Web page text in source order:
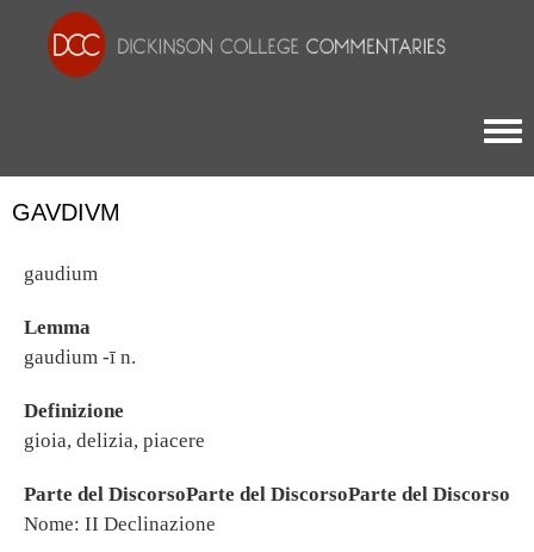
GAVDIVM
gaudium
Lemma
gaudium -ī n.
Definizione
gioia, delizia, piacere
Parte del DiscorsoParte del DiscorsoParte del Discorso
Nome: II Declinazione